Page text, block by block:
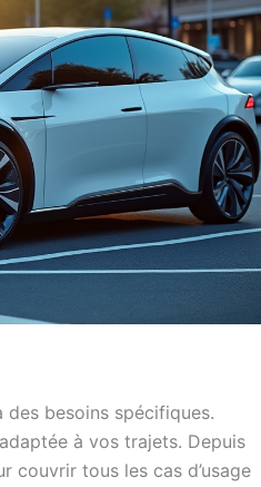
besoins spécifiques.
à vos trajets. Depuis
couvrir tous les cas d’usage